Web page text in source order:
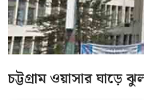
চট্টগ্রাম ওয়াসার